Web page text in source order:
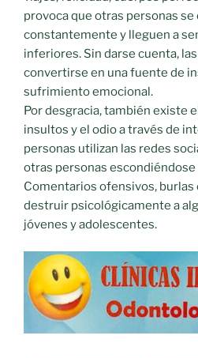
provoca que otras personas se
constantemente y lleguen a
inferiores. Sin darse cuenta,
convertirse en una fuente de
sufrimiento emocional.
Por desgracia, también existe
insultos y el odio a través de
personas utilizan las redes
otras personas
Comentarios ofensivos,
destruir psicológicamente a
jóvenes y adolescentes.